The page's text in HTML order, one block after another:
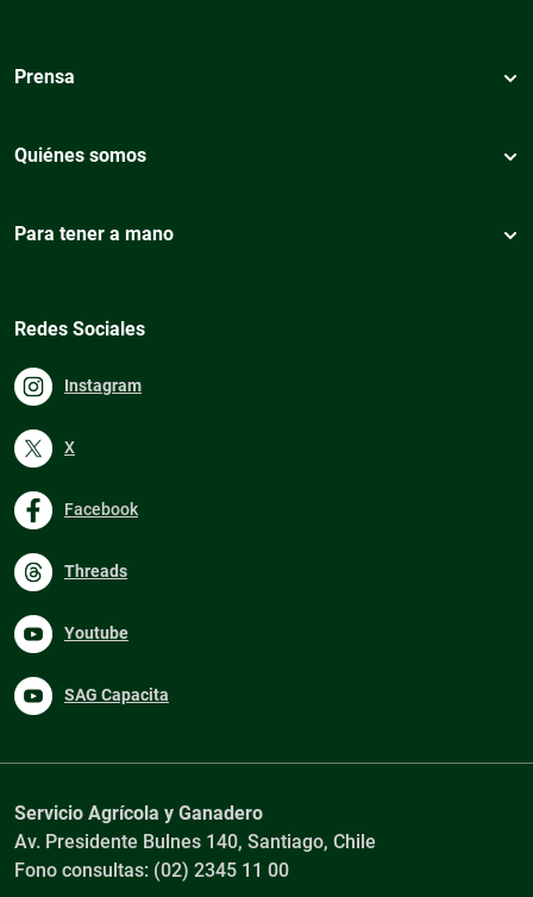
Prensa
Quiénes somos
Para tener a mano
Redes Sociales
Instagram
X
Facebook
Threads
Youtube
SAG Capacita
Servicio Agrícola y Ganadero
Av. Presidente Bulnes 140, Santiago, Chile
Fono consultas: (02) 2345 11 00